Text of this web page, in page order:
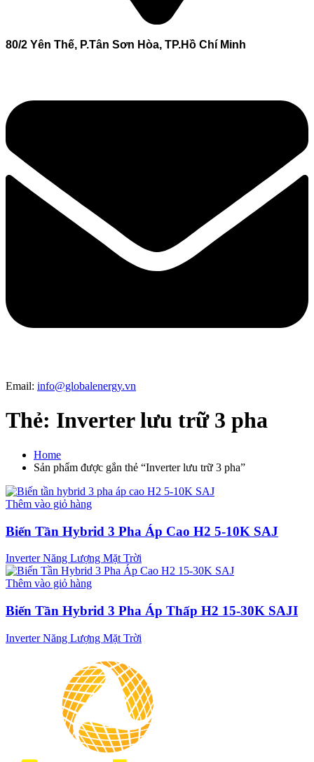
80/2 Yên Thế, P.Tân Sơn Hòa, TP.Hồ Chí Minh
Email: info@globalenergy.vn
Thẻ: Inverter lưu trữ 3 pha
Home
Sản phẩm được gắn thẻ “Inverter lưu trữ 3 pha”
Thêm vào giỏ hàng
Biến Tần Hybrid 3 Pha Áp Cao H2 5-10K SAJ
Inverter Năng Lượng Mặt Trời
Thêm vào giỏ hàng
Biến Tần Hybrid 3 Pha Áp Thấp H2 15-30K SAJI
Inverter Năng Lượng Mặt Trời